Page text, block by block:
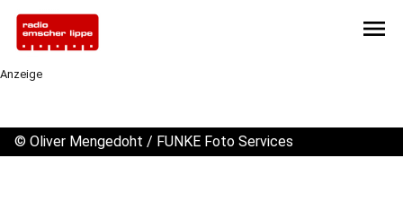
menu
Anzeige
© Oliver Mengedoht / FUNKE Foto Services